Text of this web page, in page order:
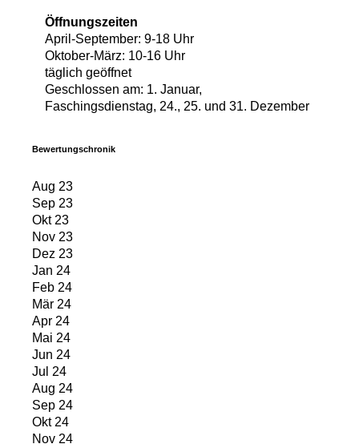
Öffnungszeiten
April-September: 9-18 Uhr
Oktober-März: 10-16 Uhr
täglich geöffnet
Geschlossen am: 1. Januar,
Faschingsdienstag, 24., 25. und 31. Dezember
Bewertungschronik
Aug 23
Sep 23
Okt 23
Nov 23
Dez 23
Jan 24
Feb 24
Mär 24
Apr 24
Mai 24
Jun 24
Jul 24
Aug 24
Sep 24
Okt 24
Nov 24